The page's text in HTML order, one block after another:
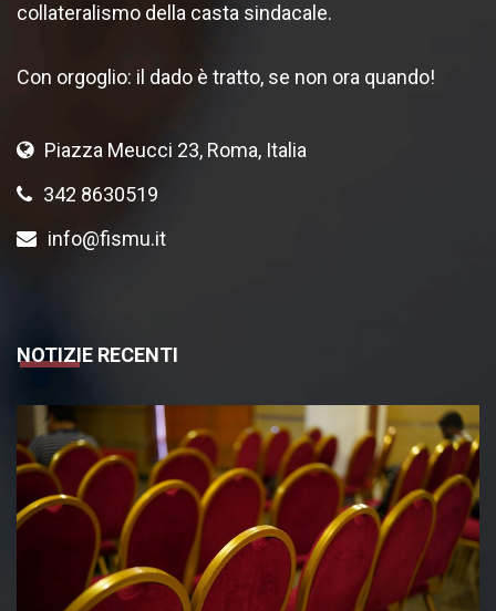
collateralismo della casta sindacale.
Con orgoglio: il dado è tratto, se non ora quando!
Piazza Meucci 23, Roma, Italia
342 8630519
info@fismu.it
NOTIZIE RECENTI